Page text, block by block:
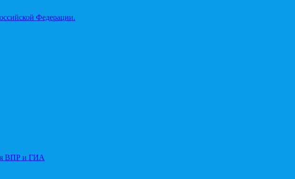
Федерации.
ВПР и ГИА